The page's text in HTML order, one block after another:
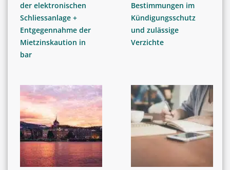
der elektronischen
Schliessanlage +
Entgegennahme der
Mietzinskaution in
bar
Bestimmungen im
Kündigungsschutz
und zulässige
Verzichte